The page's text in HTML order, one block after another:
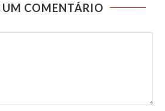
UM COMENTÁRIO